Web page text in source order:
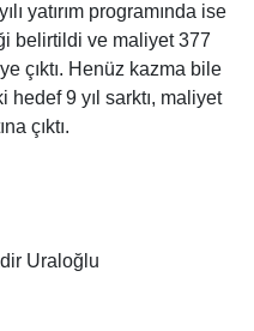
yatırım programında ise
belirtildi ve maliyet 377
çıktı. Henüz kazma bile
9 yıl sarktı, maliyet
çıktı.
Uraloğlu